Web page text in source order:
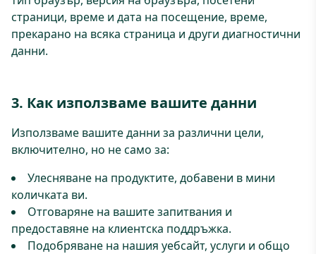
страници, време и дата на посещение, време,
прекарано на всяка страница и други диагностични
данни.
3. Как използваме вашите данни
Използваме вашите данни за различни цели,
включително, но не само за:
Улесняване на продуктите, добавени в мини
количката ви.
Отговаряне на вашите запитвания и
предоставяне на клиентска поддръжка.
Подобряване на нашия уебсайт, услуги и общо